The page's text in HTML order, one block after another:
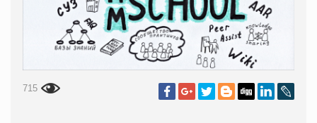
715